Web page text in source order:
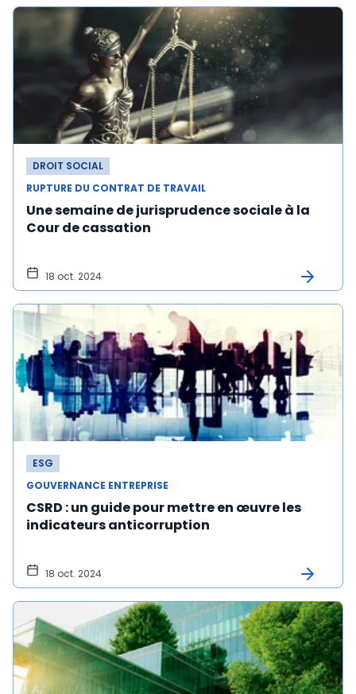
DROIT SOCIAL
RUPTURE DU CONTRAT DE TRAVAIL
Une semaine de jurisprudence sociale à la
Cour de cassation
18 oct. 2024
ESG
GOUVERNANCE ENTREPRISE
CSRD : un guide pour mettre en œuvre les
indicateurs anticorruption
18 oct. 2024